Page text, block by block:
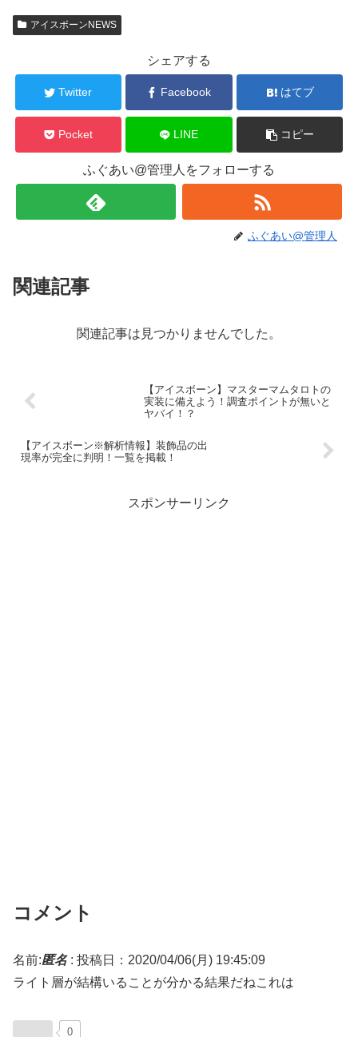
アイスボーンNEWS
シェアする
Twitter Facebook はてブ
Pocket LINE コピー
ふぐあい@管理人をフォローする
ふぐあい@管理人
関連記事
関連記事は見つかりませんでした。
【アイスボーン】マスターマムタロトの
実装に備えよう！調査ポイントが無いと
ヤバイ！？
【アイスボーン※解析情報】装飾品の出
現率が完全に判明！一覧を掲載！
スポンサーリンク
コメント
名前:匿名: 投稿日：2020/04/06(月) 19:45:09
ライト層が結構いることが分かる結果だねこれは
0